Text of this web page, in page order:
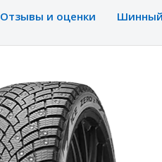
Отзывы и оценки Шинный